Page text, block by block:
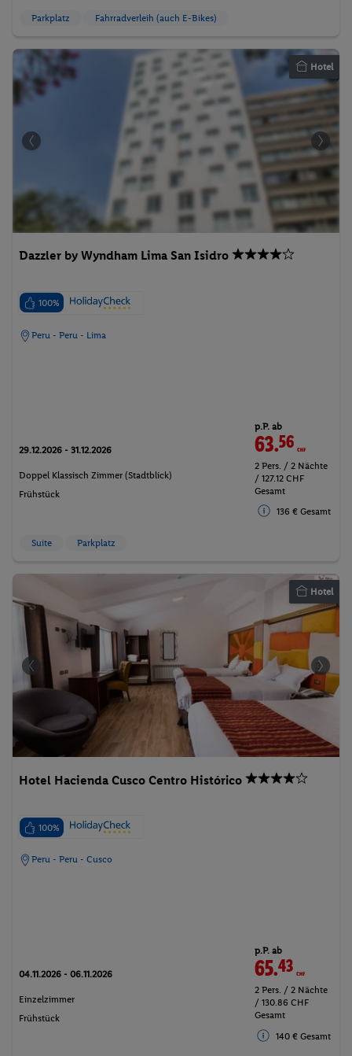
Parkplatz Fahrradverleih (auch E-Bikes)
Hotel
Dazzler by Wyndham Lima San Isidro
100%
Peru - Peru - Lima
29.12.2026 - 31.12.2026
Doppel Klassisch Zimmer (Stadtblick)
Frühstück
p.P. ab
63.56CHF
2 Pers. / 2 Nächte
/ 127.12 CHF
Gesamt
136 € Gesamt
Suite Parkplatz
Hotel
Hotel Hacienda Cusco Centro Histórico
100%
Peru - Peru - Cusco
04.11.2026 - 06.11.2026
Einzelzimmer
Frühstück
p.P. ab
65.43CHF
2 Pers. / 2 Nächte
/ 130.86 CHF
Gesamt
140 € Gesamt